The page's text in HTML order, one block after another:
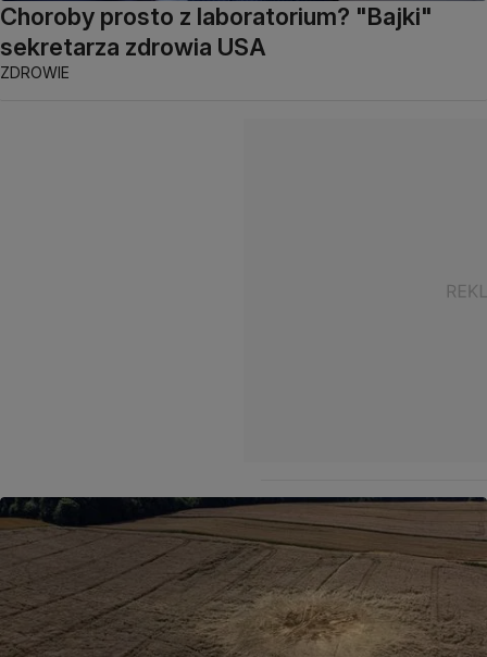
Choroby prosto z laboratorium? "Bajki"
sekretarza zdrowia USA
ZDROWIE